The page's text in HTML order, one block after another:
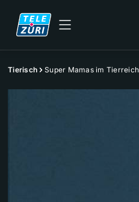
Tierisch Super Mamas im